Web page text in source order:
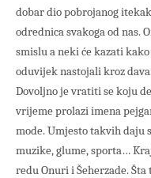
dobar dio pobrojanog
odrednica svakoga od nas.
smislu a neki će kazati
oduvijek nastojali kroz
Dovoljno je vratiti se koju
vrijeme prolazi imena
mode. Umjesto takvih daju
muzike, glume, sporta…
redu Onuri i Šeherzade.